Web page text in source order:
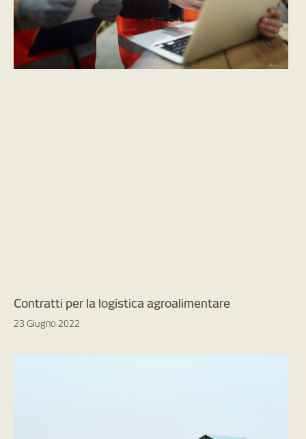
Contratti per la logistica agroalimentare
23 Giugno 2022